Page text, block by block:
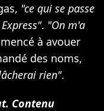
"ce qui se passe
. "On m'a
à avouer
des noms,
rien".
Contenu